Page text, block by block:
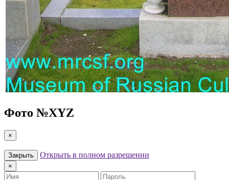
Фото №XYZ
×
Закрыть Открыть в полном разрешении
×
Имя
Пароль